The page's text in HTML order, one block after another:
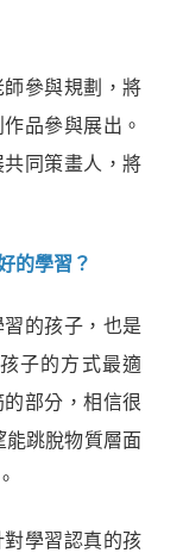
參與規劃，將
品參與展出。
同策畫人，將
的學習？
的孩子，也是
子的方式最適
部分，相信很
跳脫物質層面
學習認真的孩